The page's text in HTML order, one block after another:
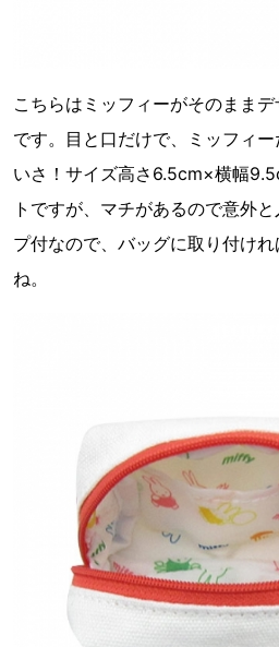
こちらはミッフィーがそのまま
です。目と口だけで、ミッフィ
いさ！サイズ高さ6.5cm×横幅
トですが、マチがあるので意外
プ付なので、バッグに取り付け
ね。